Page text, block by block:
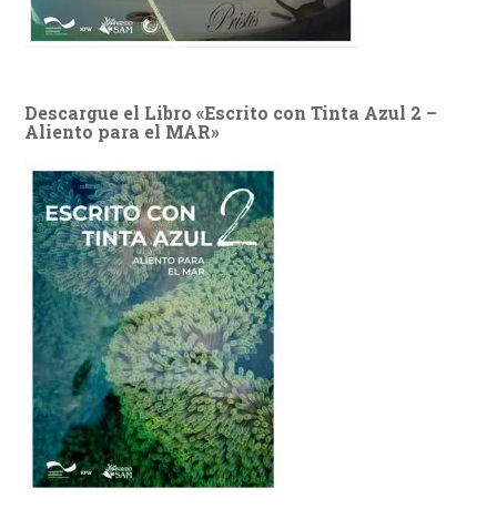
Descargue el Libro «Escrito con Tinta Azul 2 –
Aliento para el MAR»